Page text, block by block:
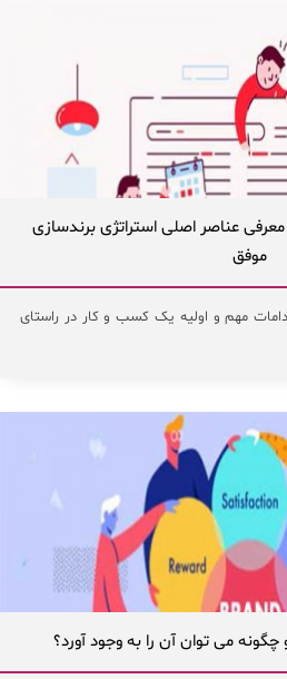
عناصر اصلی استراتژی برندسازی
موفق
مهم و اولیه یک کسب و کار در راستای
می توان آن را به وجود آورد؟